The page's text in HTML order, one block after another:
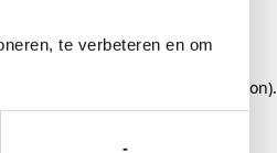
te verbeteren en om
-
for more information).